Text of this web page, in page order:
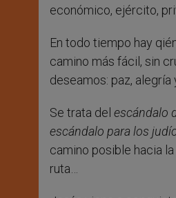
económico, ejército,
En todo tiempo hay
camino más fácil, sin
deseamos: paz, alegría
Se trata del escándalo
escándalo para los
camino posible hacia
ruta…